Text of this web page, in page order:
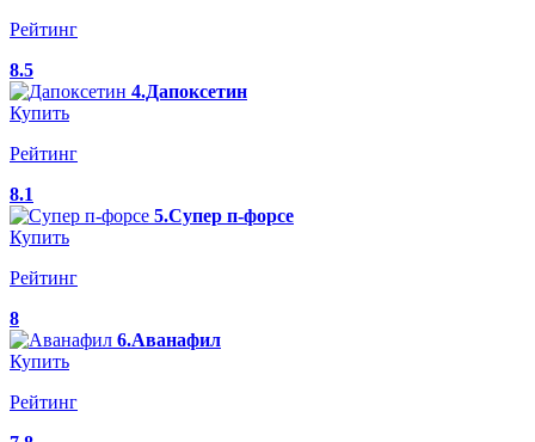
Рейтинг
8.5
4.Дапоксетин
Купить
Рейтинг
8.1
5.Супер п-форсе
Купить
Рейтинг
8
6.Аванафил
Купить
Рейтинг